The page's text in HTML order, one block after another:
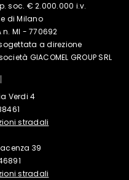
soc. € 2.000.000 i.v.
di Milano
n. MI - 770692
adirezione
GIACOMEL GROUP SRL
Verdi 4
stradali
39
stradali